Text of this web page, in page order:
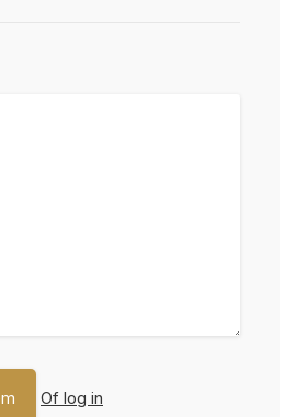
Of log in